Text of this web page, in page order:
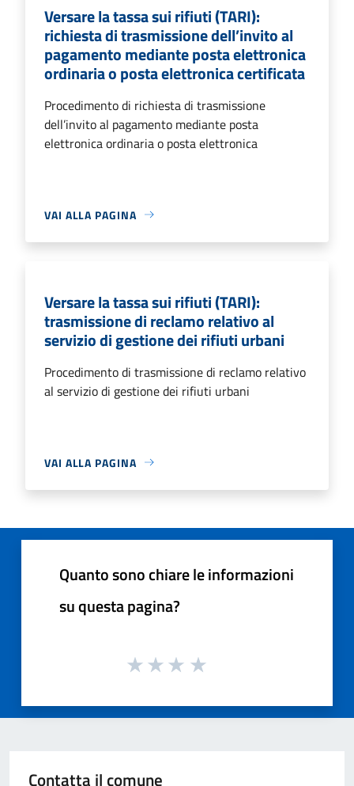
Versare la tassa sui rifiuti (TARI):
richiesta di trasmissione dell’invito al
pagamento mediante posta elettronica
ordinaria o posta elettronica certificata
Procedimento di richiesta di trasmissione
dell’invito al pagamento mediante posta
elettronica ordinaria o posta elettronica
VAI ALLA PAGINA
Versare la tassa sui rifiuti (TARI):
trasmissione di reclamo relativo al
servizio di gestione dei rifiuti urbani
Procedimento di trasmissione di reclamo relativo
al servizio di gestione dei rifiuti urbani
VAI ALLA PAGINA
Quanto sono chiare le informazioni
su questa pagina?
Contatta il comune